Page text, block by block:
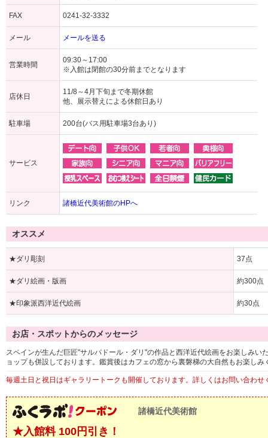
FAX 0241-32-3332
メール メールを送る
営業時間
09:30～17:00
※入館は閉館の30分前までとなります
店休日
11/8～4月下旬まで冬期休館
他、展示替えによる休館日あり
駐車場 200台(バス用駐車場3台あり)
サービス
リンク 諸橋近代美術館のHPへ
オススメ
★ダリ彫刻 37点
★ダリ絵画・版画 約300点
★印象派西洋近代絵画 約30点
お店・スポットからのメッセージ
スペインが生んだ巨匠"サルバドール・ダリ"の作品と西洋近代絵画をお楽しみ
ョップも併設しております。鑑賞後はカフェの窓から裏磐梯の大自然もお楽しみ
毎週土日と祝日はギャラリートークも開催しております。詳しくはお問い合わせ
諸橋近代美術館
★入館料 100円引き！